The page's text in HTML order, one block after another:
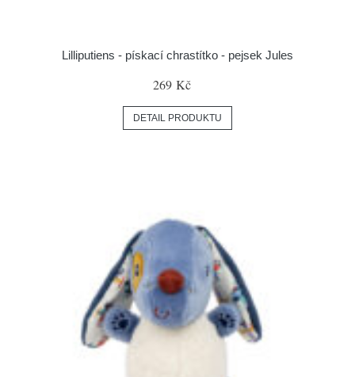
Lilliputiens - pískací chrastítko - pejsek Jules
269 Kč
DETAIL PRODUKTU